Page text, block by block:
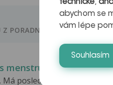
PORADNY
menstruací
Má poslední menstruace
technické,
abychom se
vám lépe
Souhlasím